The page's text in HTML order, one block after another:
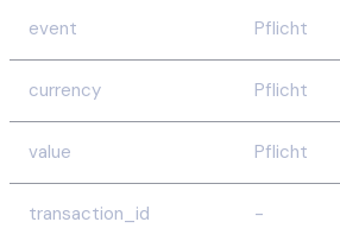
event Pflicht
currency Pflicht
value Pflicht
transaction_id -